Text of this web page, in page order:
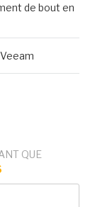
de bout en
QUE